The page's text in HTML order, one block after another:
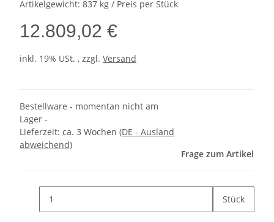
Artikelgewicht: 837 kg / Preis per Stück
12.809,02 €
inkl. 19% USt. , zzgl. Versand
Bestellware - momentan nicht am
Lager -
Lieferzeit: ca. 3 Wochen (DE - Ausland
abweichend)
Frage zum Artikel
Stück